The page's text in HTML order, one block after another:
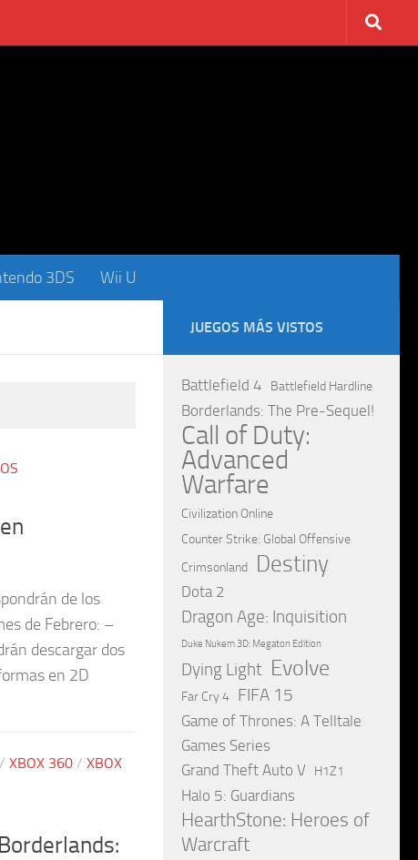
3DS Wii U
de los
de Febrero: –
descargar dos
en 2D
/ XBOX 360 / XBOX
JUEGOS MÁS VISTOS
Battlefield 4 Battlefield Hardline
Borderlands: The Pre-Sequel!
Call of Duty:
Advanced
Warfare
Civilization Online
Counter Strike: Global Offensive
Crimsonland
Destiny
Dota 2
Dragon Age: Inquisition
Duke Nukem 3D: Megaton Edition
Dying Light Evolve
Far Cry 4 FIFA 15
Game of Thrones: A Telltale
Games Series
Grand Theft Auto V H1Z1
Halo 5: Guardians
HearthStone: Heroes of
Warcraft